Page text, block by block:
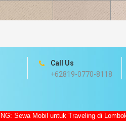
Call Us
+62819-0770-8118
untuk Traveling di Lombok hanya